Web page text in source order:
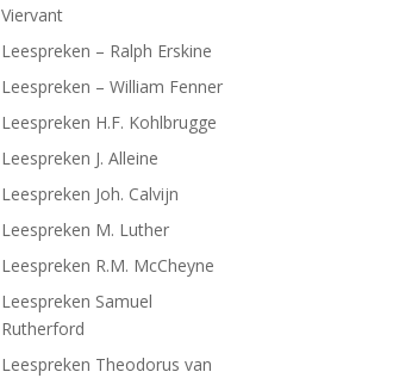
Viervant
Leespreken – Ralph Erskine
Leespreken – William Fenner
Leespreken H.F. Kohlbrugge
Leespreken J. Alleine
Leespreken Joh. Calvijn
Leespreken M. Luther
Leespreken R.M. McCheyne
Leespreken Samuel
Rutherford
Leespreken Theodorus van